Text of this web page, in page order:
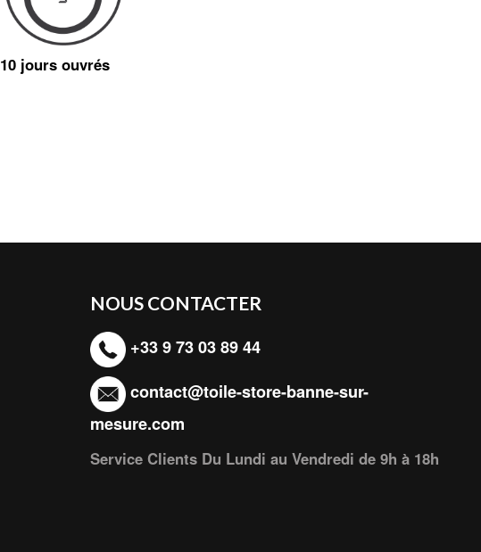
10 jours ouvrés
NOUS CONTACTER
+33 9 73 03 89 44
contact@toile-store-banne-sur-
mesure.com
Service Clients Du Lundi au Vendredi de 9h à 18h